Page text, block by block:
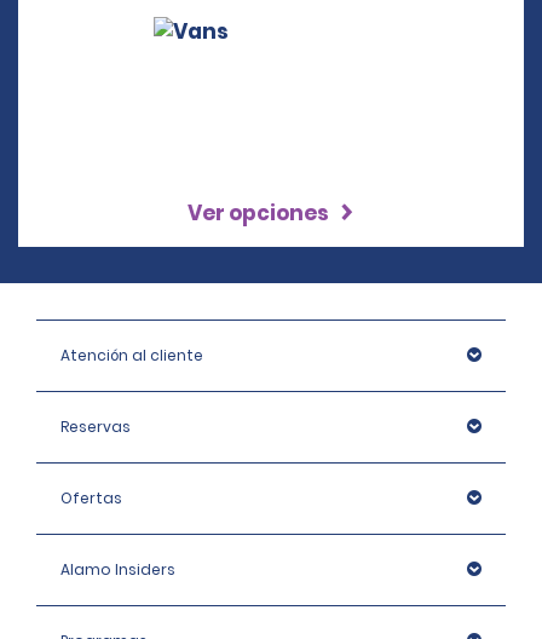
Ver opciones
Atención al cliente
Reservas
Ofertas
Alamo Insiders